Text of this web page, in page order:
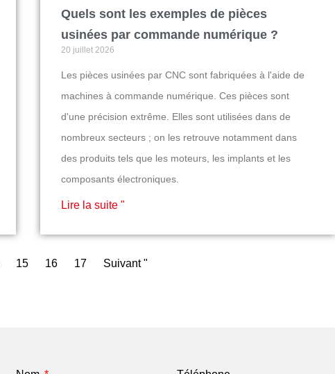
Quels sont les exemples de pièces
usinées par commande numérique ?
20 juillet 2026
Les pièces usinées par CNC sont fabriquées à l'aide de
machines à commande numérique. Ces pièces sont
d'une précision extrême. Elles sont utilisées dans de
nombreux secteurs ; on les retrouve notamment dans
des produits tels que les moteurs, les implants et les
composants électroniques.
Lire la suite "
15 16 17 Suivant "